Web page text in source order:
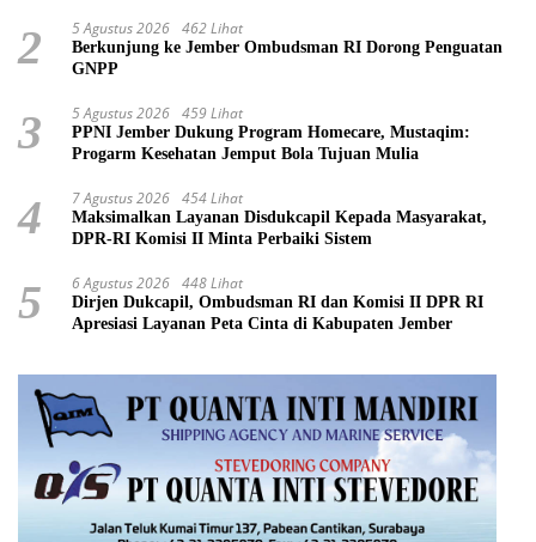
2 5 Agustus 2026 462 Lihat
Berkunjung ke Jember Ombudsman RI Dorong Penguatan
GNPP
3 5 Agustus 2026 459 Lihat
PPNI Jember Dukung Program Homecare, Mustaqim:
Progarm Kesehatan Jemput Bola Tujuan Mulia
4 7 Agustus 2026 454 Lihat
Maksimalkan Layanan Disdukcapil Kepada Masyarakat,
DPR-RI Komisi II Minta Perbaiki Sistem
5 6 Agustus 2026 448 Lihat
Dirjen Dukcapil, Ombudsman RI dan Komisi II DPR RI
Apresiasi Layanan Peta Cinta di Kabupaten Jember